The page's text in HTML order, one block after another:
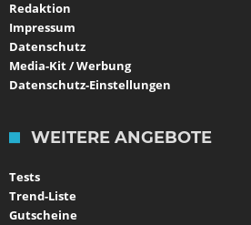
Redaktion
Impressum
Datenschutz
Media-Kit / Werbung
Datenschutz-Einstellungen
WEITERE ANGEBOTE
Tests
Trend-Liste
Gutscheine